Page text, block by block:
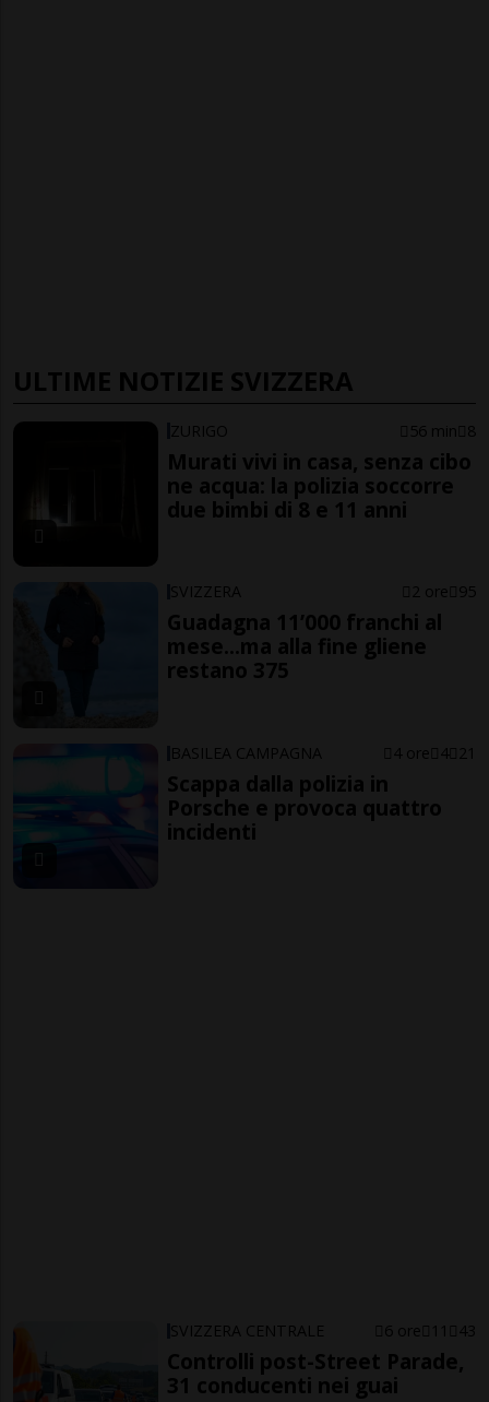
ULTIME NOTIZIE SVIZZERA
ZURIGO 56 min 8
Murati vivi in casa, senza cibo
ne acqua: la polizia soccorre
due bimbi di 8 e 11 anni
SVIZZERA 2 ore 95
Guadagna 11’000 franchi al
mese...ma alla fine gliene
restano 375
BASILEA CAMPAGNA 4 ore 4 21
Scappa dalla polizia in
Porsche e provoca quattro
incidenti
SVIZZERA CENTRALE 6 ore 11 43
Controlli post-Street Parade,
31 conducenti nei guai